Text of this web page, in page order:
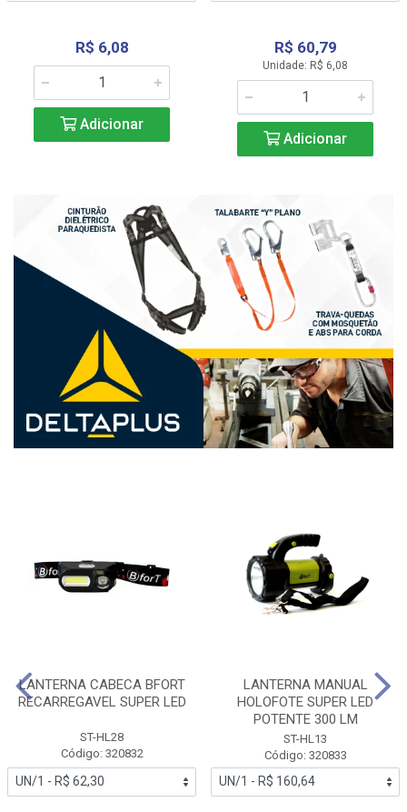
R$ 6,08
Adicionar
R$ 60,79
Unidade: R$ 6,08
Adicionar
LANTERNA CABECA BFORT
RECARREGAVEL SUPER LED
ST-HL28
Código: 320832
LANTERNA MANUAL
HOLOFOTE SUPER LED
POTENTE 300 LM
ST-HL13
Código: 320833